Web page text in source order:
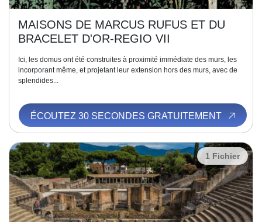
MAISONS DE MARCUS RUFUS ET DU
BRACELET D'OR-REGIO VII
Ici, les domus ont été construites à proximité immédiate des murs, les
incorporant même, et projetant leur extension hors des murs, avec de
splendides...
ÉCOUTEZ 30 SECONDES GRATUITEMENT
1 Fichier